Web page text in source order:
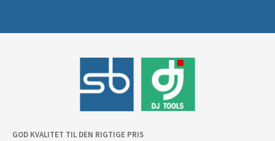
GOD KVALITET TIL DEN RIGTIGE PRIS